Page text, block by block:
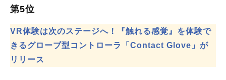
第5位
VR体験は次のステージへ！『触れる感覚』を体験で
きるグローブ型コントローラ「Contact Glove」が
リリース